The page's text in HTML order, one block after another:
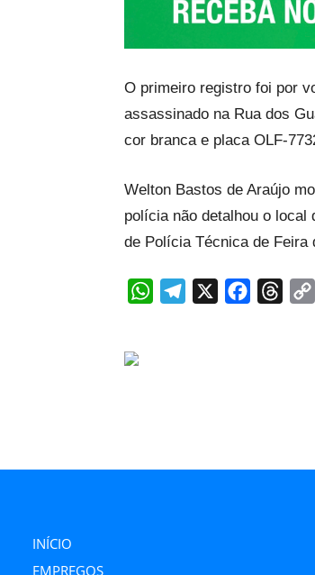
O primeiro registro foi por
assassinado na Rua dos
cor branca e placa OLF-
Welton Bastos de Araújo
polícia não detalhou o local
de Polícia Técnica de Feira
WhatsAppTelegram Facebook
INÍCIO
EMPREGOS